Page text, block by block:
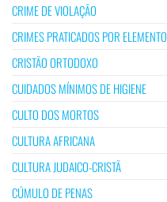
CRIME DE VIOLAÇÃO
CRIMES PRATICADOS POR
CRISTÃO ORTODOXO
CUIDADOS MÍNIMOS DE HIGIENE
CULTO DOS MORTOS
CULTURA AFRICANA
CULTURA JUDAICO-CRISTÃ
CÚMULO DE PENAS